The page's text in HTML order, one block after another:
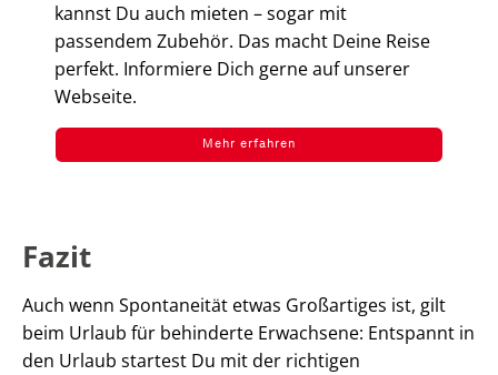
kannst Du auch mieten – sogar mit
passendem Zubehör. Das macht Deine Reise
perfekt. Informiere Dich gerne auf unserer
Webseite.
Mehr erfahren
Fazit
Auch wenn Spontaneität etwas Großartiges ist, gilt
beim Urlaub für behinderte Erwachsene: Entspannt in
den Urlaub startest Du mit der richtigen